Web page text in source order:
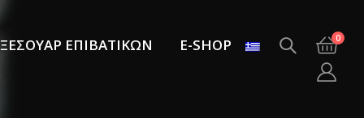
ΕΠΙΒΑΤΙΚΩΝ E-SHOP 0